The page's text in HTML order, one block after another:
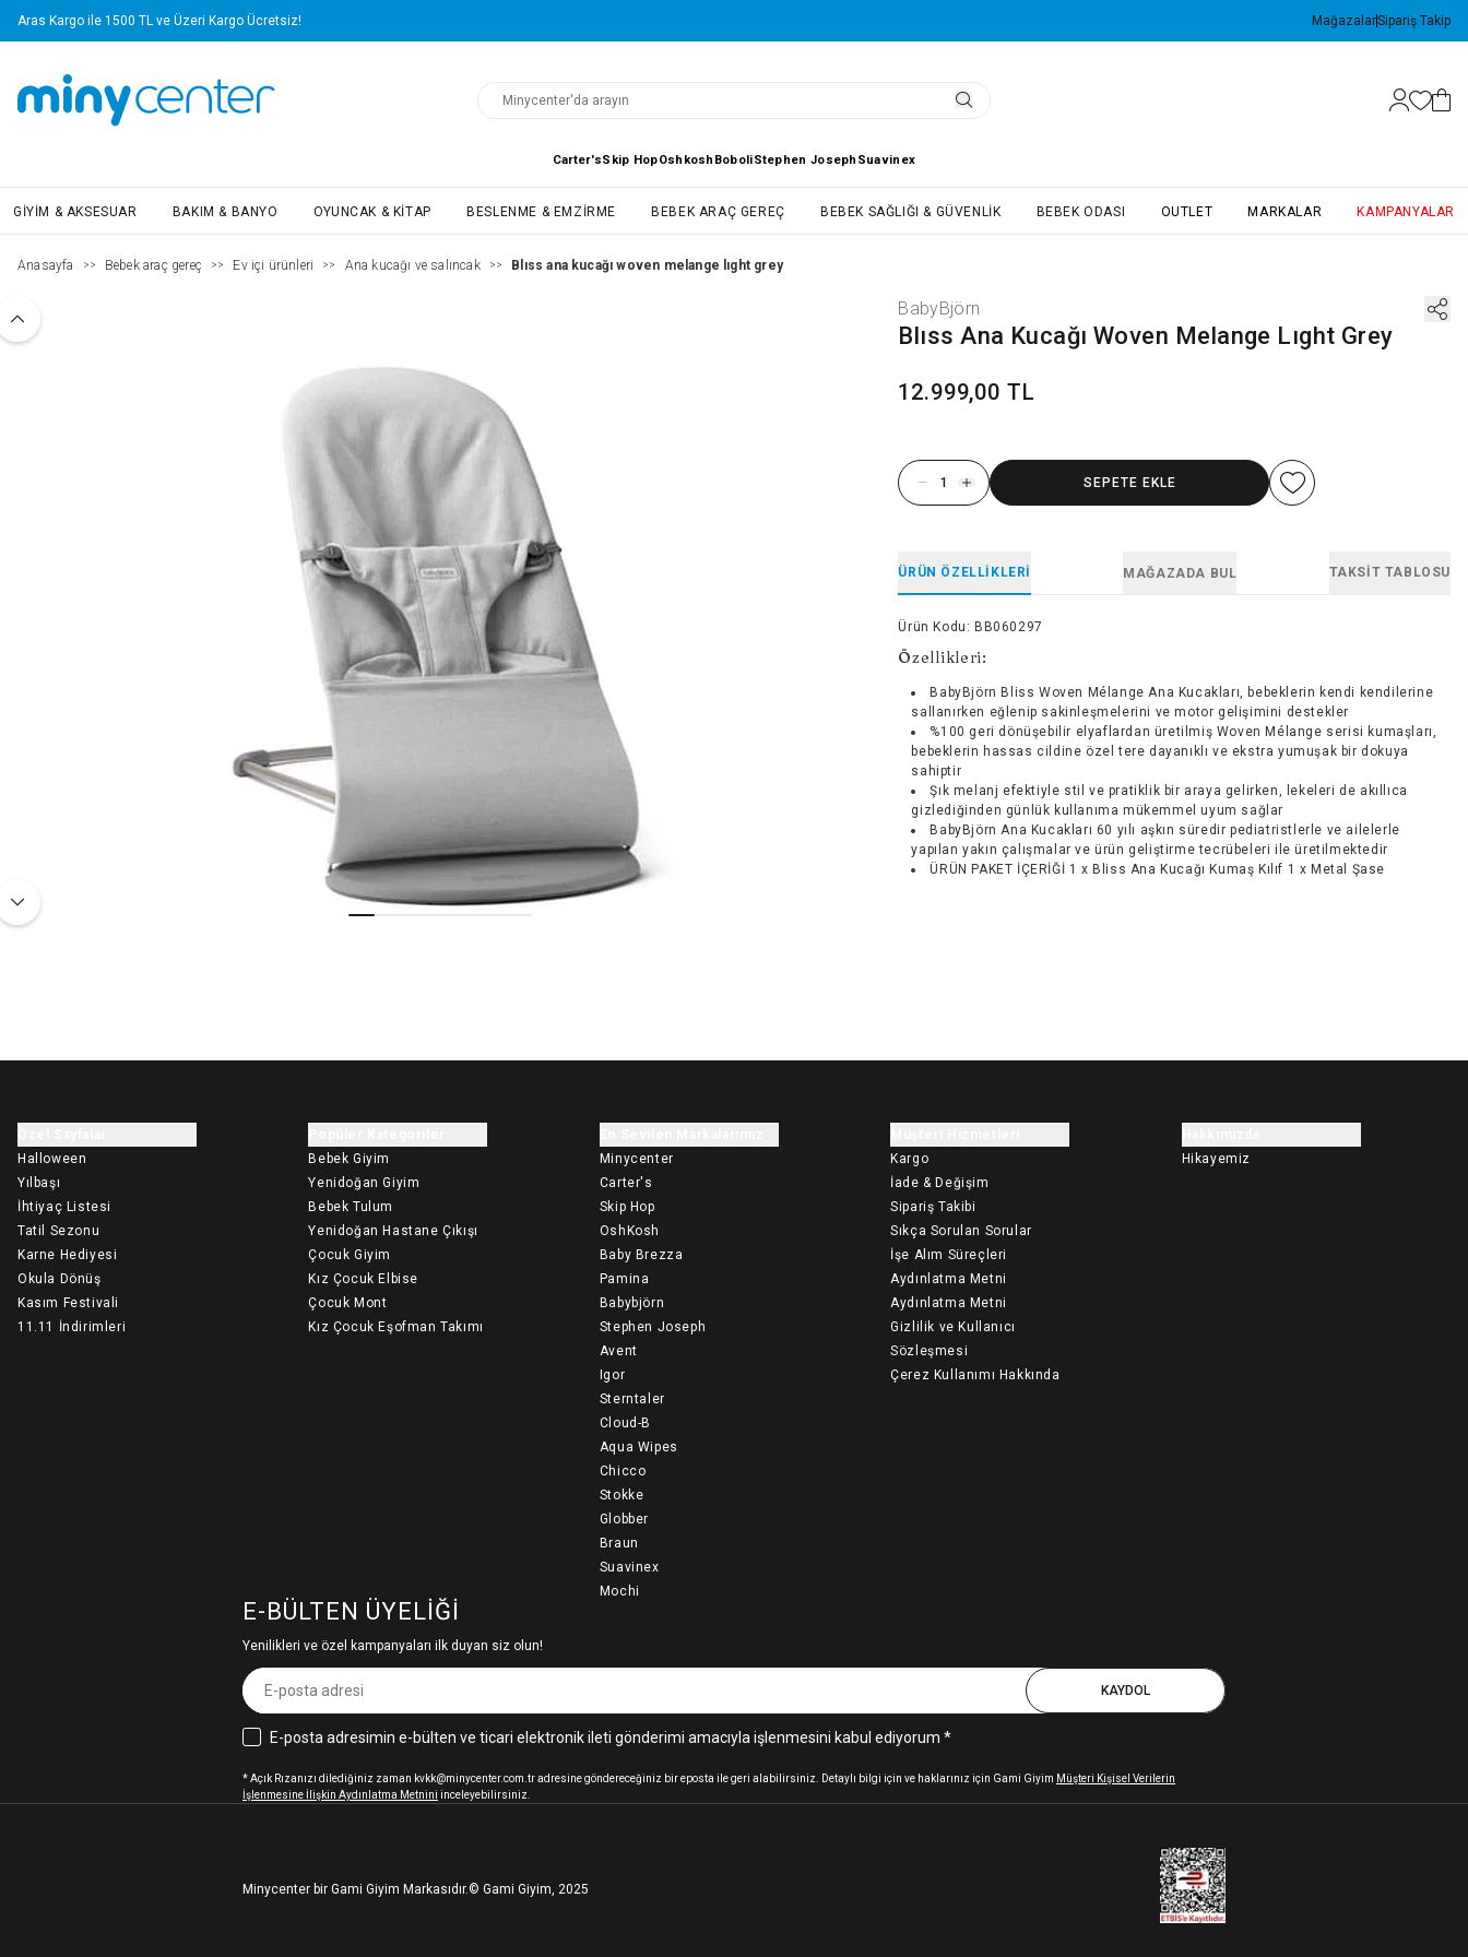
Aras Kargo ile 1500 TL ve Üzeri Kargo Ücretsiz! MağazalarSipariş Takip
Carter'sSkip HopOshkosh BoboliStephen Joseph Suavinex
GIYIM & AKSESUAR BAKIM & BANYO OYUNCAK & KITAP BESLENME & EMZIRME BEBEK ARAÇ GEREÇ BEBEK SAĞLIĞI & GÜVENLIK BEBEK ODASI OUTLET MARKALAR KAMPANYALAR
Anasayfa >> Bebek araç gereç >> Ev içi ürünleri >> Ana kucağı ve salıncak >> Blıss ana kucağı woven melange lıght grey
BabyBjörn
Blıss Ana Kucağı Woven Melange Lıght Grey
12.999,00 TL
SEPETE EKLE
ÜRÜN ÖZELLIKLERI MAĞAZADA BUL TAKSIT TABLOSU
Ürün Kodu : BB060297
Özellikleri:
BabyBjörn Bliss Woven Mélange Ana Kucakları, bebeklerin kendi kendilerine
sallanırken eğlenip sakinleşmelerini ve motor gelişimini destekler
%100 geri dönüşebilir elyaflardan üretilmiş Woven Mélange serisi kumaşları,
bebeklerin hassas cildine özel tere dayanıklı ve ekstra yumuşak bir dokuya
sahiptir
Şık melanj efektiyle stil ve pratiklik bir araya gelirken, lekeleri de akıllıca
gizlediğinden günlük kullanıma mükemmel uyum sağlar
BabyBjörn Ana Kucakları 60 yılı aşkın süredir pediatristlerle ve ailelerle
yapılan yakın çalışmalar ve ürün geliştirme tecrübeleri ile üretilmektedir
ÜRÜN PAKET İÇERİĞİ 1 x Bliss Ana Kucağı Kumaş Kılıf 1 x Metal Şase
Halloween
Yılbaşı
İhtiyaç Listesi
Tatil Sezonu
Karne Hediyesi
Okula Dönüş
Kasım Festivali
11.11 İndirimleri
Bebek Giyim
Yenidoğan Giyim
Bebek Tulum
Yenidoğan Hastane Çıkışı
Çocuk Giyim
Kız Çocuk Elbise
Çocuk Mont
Kız Çocuk Eşofman Takımı
Minycenter
Carter's
Skip Hop
OshKosh
Baby Brezza
Pamina
Babybjörn
Stephen Joseph
Avent
Igor
Sterntaler
Cloud-B
Aqua Wipes
Chicco
Stokke
Globber
Braun
Suavinex
Mochi
Kargo
İade & Değişim
Sipariş Takibi
Sıkça Sorulan Sorular
İşe Alım Süreçleri
Aydınlatma Metni
Aydınlatma Metni
Gizlilik ve Kullanıcı
Sözleşmesi
Çerez Kullanımı Hakkında
Hikayemiz
E-BÜLTEN ÜYELIĞI
Yenilikleri ve özel kampanyaları ilk duyan siz olun!
KAYDOL
E-posta adresimin e-bülten ve ticari elektronik ileti gönderimi amacıyla işlenmesini kabul ediyorum *
* Açık Rızanızı dilediğiniz zaman kvkk@minycenter.com.tr adresine göndereceğiniz bir eposta ile geri alabilirsiniz. Detaylı bilgi için ve haklarınız için Gami Giyim Müşteri Kişisel Verilerin
İşlenmesine İlişkin Aydınlatma Metnini inceleyebilirsiniz.
Minycenter bir Gami Giyim Markasıdır. © Gami Giyim, 2025